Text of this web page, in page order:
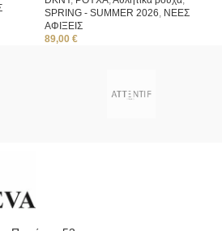
SPRING - SUMMER 2026, ΝΕΕΣ
ΑΦΙΞΕΙΣ
89,00 €